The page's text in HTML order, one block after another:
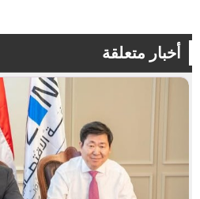
أخبار متعلقة